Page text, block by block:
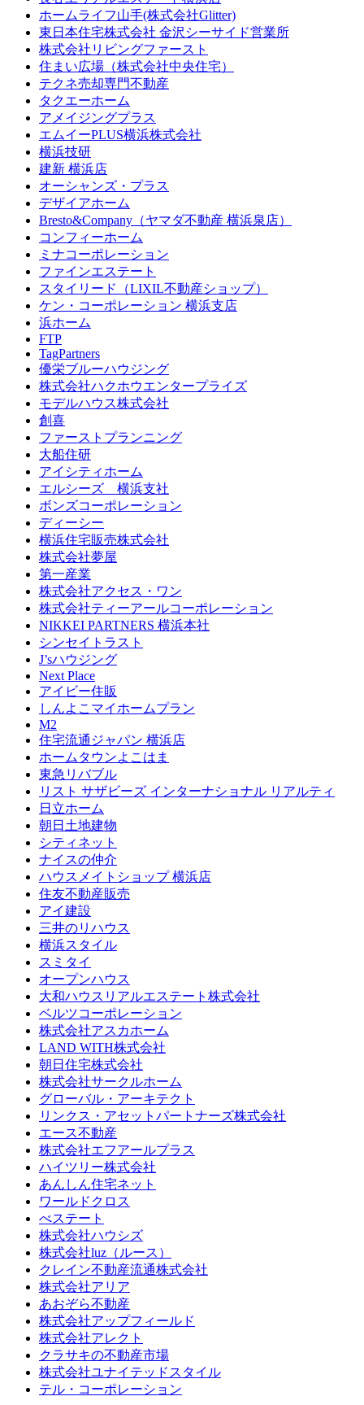
ホームライフ山手(株式会社Glitter)
東日本住宅株式会社 金沢シーサイド営業所
株式会社リビングファースト
住まい広場（株式会社中央住宅）
テクネ売却専門不動産
タクエーホーム
アメイジングプラス
エムイーPLUS横浜株式会社
横浜技研
建新 横浜店
オーシャンズ・プラス
デザイアホーム
Bresto&Company（ヤマダ不動産 横浜泉店）
コンフィーホーム
ミナコーポレーション
ファインエステート
スタイリード（LIXIL不動産ショップ）
ケン・コーポレーション 横浜支店
浜ホーム
FTP
TagPartners
優栄ブルーハウジング
株式会社ハクホウエンタープライズ
モデルハウス株式会社
創喜
ファーストプランニング
大船住研
アイシティホーム
エルシーズ 横浜支社
ボンズコーポレーション
ディーシー
横浜住宅販売株式会社
株式会社夢屋
第一産業
株式会社アクセス・ワン
株式会社ティーアールコーポレーション
NIKKEI PARTNERS 横浜本社
シンセイトラスト
J’sハウジング
Next Place
アイビー住販
しんよこマイホームプラン
M2
住宅流通ジャパン 横浜店
ホームタウンよこはま
東急リバブル
リスト サザビーズ インターナショナル リアルティ
日立ホーム
朝日土地建物
シティネット
ナイスの仲介
ハウスメイトショップ 横浜店
住友不動産販売
アイ建設
三井のリハウス
横浜スタイル
スミタイ
オープンハウス
大和ハウスリアルエステート株式会社
ベルツコーポレーション
株式会社アスカホーム
LAND WITH株式会社
朝日住宅株式会社
株式会社サークルホーム
グローバル・アーキテクト
リンクス・アセットパートナーズ株式会社
エース不動産
株式会社エフアールプラス
ハイツリー株式会社
あんしん住宅ネット
ワールドクロス
べステート
株式会社ハウシズ
株式会社luz（ルース）
クレイン不動産流通株式会社
株式会社アリア
あおぞら不動産
株式会社アップフィールド
株式会社アレクト
クラサキの不動産市場
株式会社ユナイテッドスタイル
テル・コーポレーション